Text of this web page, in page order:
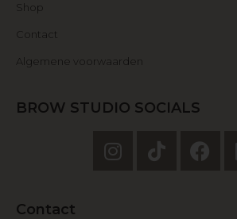
Shop
Contact
Algemene voorwaarden
BROW STUDIO SOCIALS
Contact